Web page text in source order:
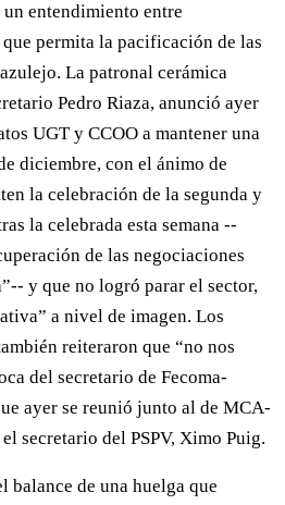
un entendimiento entre
permita la pacificación de las
La patronal cerámica
Pedro Riaza, anunció ayer
UGT y CCOO a mantener una
diciembre, con el ánimo de
la celebración de la segunda y
la celebrada esta semana --
de las negociaciones
y que no logró parar el sector,
a nivel de imagen. Los
reiteraron que “no nos
del secretario de Fecoma-
ayer se reunió junto al de MCA-
secretario del PSPV, Ximo Puig.
balance de una huelga que